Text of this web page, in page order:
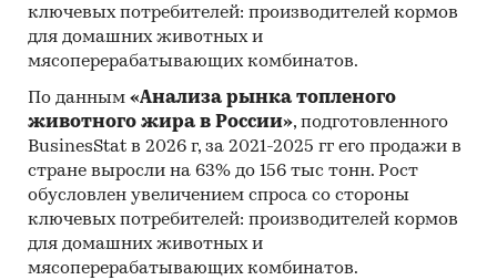
ключевых потребителей: производителей кормов
для домашних животных и
мясоперерабатывающих комбинатов.
По данным «Анализа рынка топленого
животного жира в России», подготовленного
BusinesStat в 2026 г, за 2021-2025 гг его продажи в
стране выросли на 63% до 156 тыс тонн. Рост
обусловлен увеличением спроса со стороны
ключевых потребителей: производителей кормов
для домашних животных и
мясоперерабатывающих комбинатов.